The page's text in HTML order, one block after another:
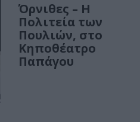
Όρνιθες – Η
Πολιτεία των
Πουλιών, στο
Κηποθέατρο
Παπάγου